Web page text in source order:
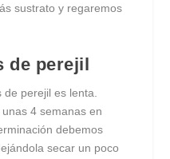
sustrato y regaremos
de perejil
perejil es lenta.
4 semanas en
debemos
secar un poco